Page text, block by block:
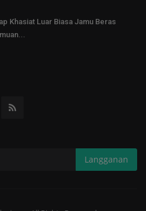
Khasiat Luar Biasa Jamu Beras
Langganan